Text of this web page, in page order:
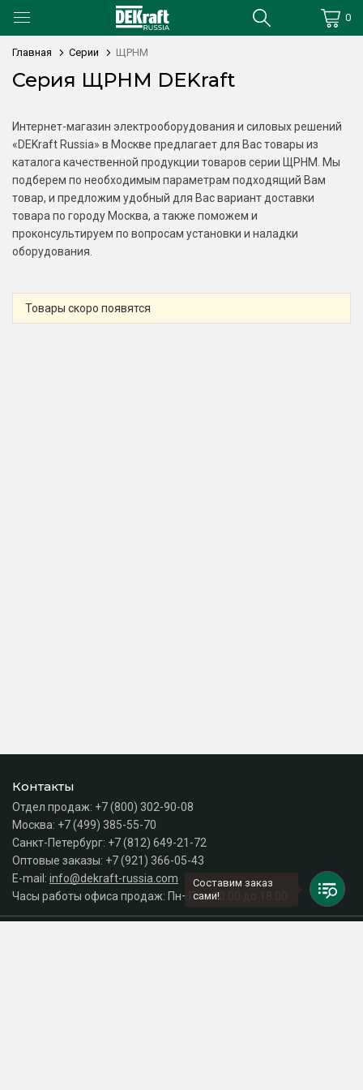
0
Главная Серии ЩРНМ
Серия ЩРНМ DEKraft
Интернет-магазин электрооборудования и силовых решений
«DEKraft Russia» в Москве предлагает для Вас товары из
каталога качественной продукции товаров серии ЩРНМ. Мы
подберем по необходимым параметрам подходящий Вам
товар, и предложим удобный для Вас вариант доставки
товара по городу Москва, а также поможем и
проконсультируем по вопросам установки и наладки
оборудования.
Товары скоро появятся
Контакты
Отдел продаж: +7 (800) 302-90-08
Москва: +7 (499) 385-55-70
Санкт-Петербург: +7 (812) 649-21-72
Оптовые заказы: +7 (921) 366-05-43
E-mail: info@dekraft-russia.com
Часы работы офиса продаж: Пн–Пт с 10:00 до 18:00
Составим заказ
сами!